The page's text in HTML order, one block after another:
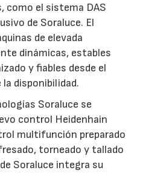
como el sistema DAS
de Soraluce. El
de elevada
dinámicas, estables
y fiables desde el
disponibilidad.
Soraluce se
control Heidenhain
multifunción preparado
torneado y tallado
Soraluce integra su